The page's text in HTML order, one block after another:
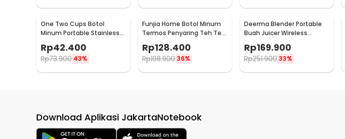
One Two Cups Botol
Minum Portable Stainless
Rp42.400
Rp73.900 43%
Funjia Home Botol Minum
Termos Penyaring Teh Tea
Infuser 520ml
Rp128.400
Rp198.90036%
Deerma Blender Portable
Buah Juicer Wireless
1500mAh 400ml - DEM-
NU05
Rp169.900
Rp251.900 33%
Download Aplikasi JakartaNotebook